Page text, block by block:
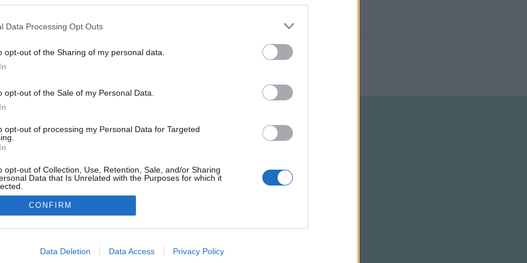
Data Processing Opt Outs
opt-out of the Sharing of my personal data.
opt-out of the Sale of my Personal Data.
opt-out of processing my Personal Data for Targeted
opt-out of Collection, Use, Retention, Sale, and/or Sharing
Data that Is Unrelated with the Purposes for which it
allow Google to enable storage related to advertising like cookies on
CONFIRM
Data Deletion Data Access Privacy Policy
NÉPI